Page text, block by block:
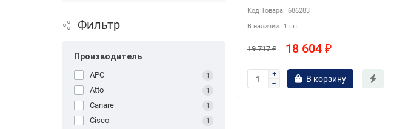
Фильтр
Производитель
APC 1
Atto 1
Canare 1
Cisco 1
686283
1 шт.
19 717 ₽ 18 604 ₽
В корзину